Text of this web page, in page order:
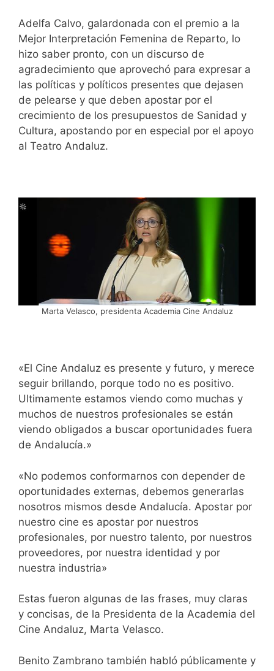
Adelfa Calvo, galardonada con el premio a la
Mejor Interpretación Femenina de Reparto, lo
hizo saber pronto, con un discurso de
agradecimiento que aprovechó para expresar a
las políticas y políticos presentes que dejasen
de pelearse y que deben apostar por el
crecimiento de los presupuestos de Sanidad y
Cultura, apostando por en especial por el apoyo
al Teatro Andaluz.
Marta Velasco, presidenta Academia Cine Andaluz
«El Cine Andaluz es presente y futuro, y merece
seguir brillando, porque todo no es positivo.
Ultimamente estamos viendo como muchas y
muchos de nuestros profesionales se están
viendo obligados a buscar oportunidades fuera
de Andalucía.»
«No podemos conformarnos con depender de
oportunidades externas, debemos generarlas
nosotros mismos desde Andalucía. Apostar por
nuestro cine es apostar por nuestros
profesionales, por nuestro talento, por nuestros
proveedores, por nuestra identidad y por
nuestra industria»
Estas fueron algunas de las frases, muy claras
y concisas, de la Presidenta de la Academia del
Cine Andaluz, Marta Velasco.
Benito Zambrano también habló públicamente y